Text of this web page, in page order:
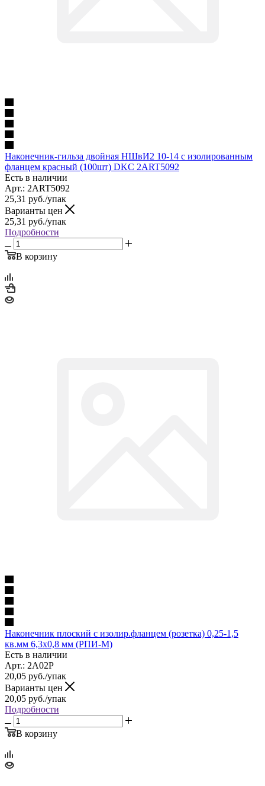
Наконечник-гильза двойная НШвИ2 10-14 с изолированным
фланцем красный (100шт) DKC 2ART5092
Есть в наличии
Арт.: 2ART5092
25,31 руб./упак
Варианты цен
25,31 руб./упак
Подробности
В корзину
Наконечник плоский с изолир.фланцем (розетка) 0,25-1,5
кв.мм 6,3х0,8 мм (РПИ-М)
Есть в наличии
Арт.: 2A02P
20,05 руб./упак
Варианты цен
20,05 руб./упак
Подробности
В корзину